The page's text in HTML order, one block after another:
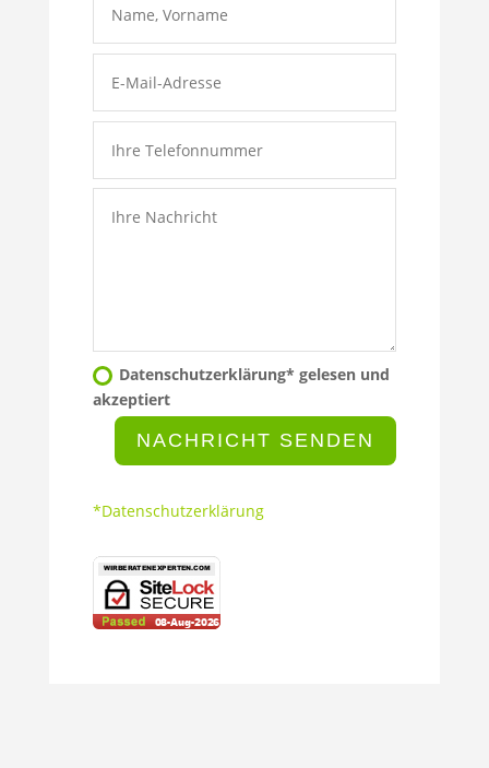
Datenschutzerklärung* gelesen und
akzeptiert
NACHRICHT SENDEN
*Datenschutzerklärung